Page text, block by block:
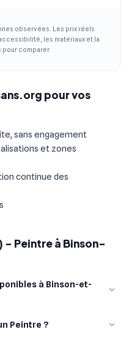
observées. Les prix réels
les matériaux et la
comparer.
pour vos
sans engagement
et zones
continue des
- Peintre à Binson-
à Binson-et-
Peintre ?